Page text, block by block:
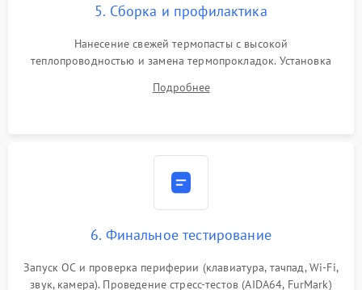
5. Сборка и профилактика
Нанесение свежей термопасты с высокой
теплопроводностью и замена термопрокладок. Установка
шлейфов, модулей памяти и накопителей. Предварительная
Подробнее
6. Финальное тестирование
Запуск ОС и проверка периферии (клавиатура, тачпад, Wi-Fi,
звук, камера). Проведение стресс-тестов (AIDA64, FurMark)